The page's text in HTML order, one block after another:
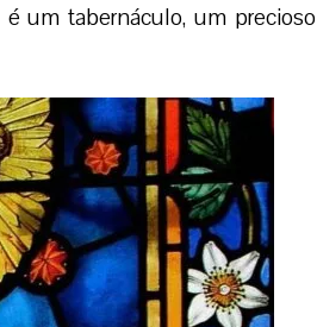
um tabernáculo, um precioso